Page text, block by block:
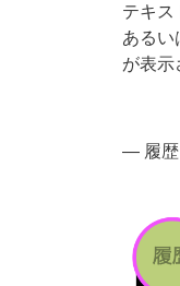
テキス
あるい
が表示
— 履